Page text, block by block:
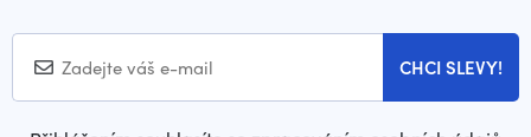
CHCI SLEVY!